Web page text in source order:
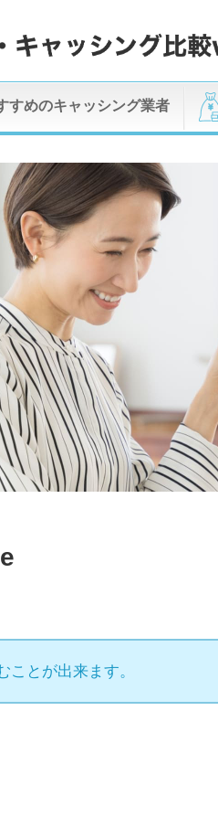
すめのキャッシング業者
ことが出来ます。